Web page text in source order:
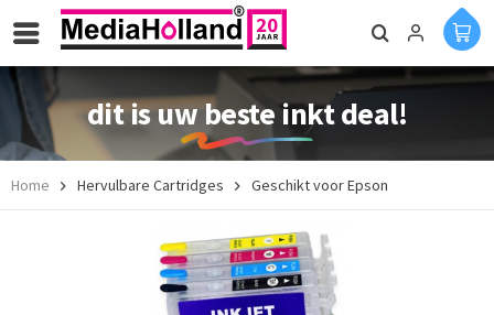
dit is uw beste inkt deal!
Home Hervulbare Cartridges Geschikt voor Epson